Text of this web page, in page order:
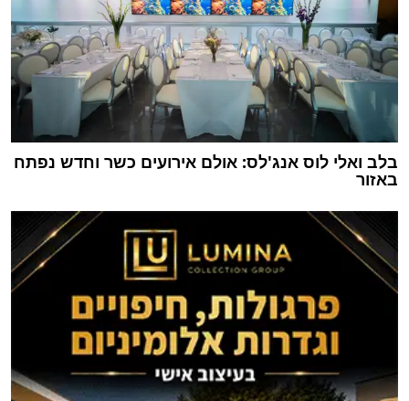
בלב ואלי לוס אנג'לס: אולם אירועים כשר וחדש נפתח
באזור